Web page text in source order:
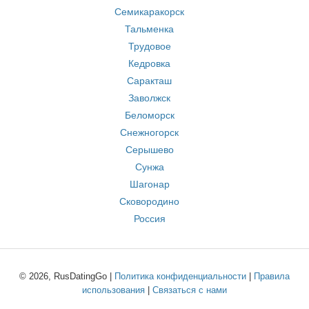
Семикаракорск
Тальменка
Трудовое
Кедровка
Саракташ
Заволжск
Беломорск
Снежногорск
Серышево
Сунжа
Шагонар
Сковородино
Россия
© 2026, RusDatingGo | Политика конфиденциальности
Правила
использования
Связаться с нами